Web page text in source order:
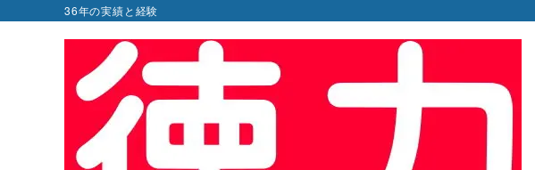
36年の実績と経験